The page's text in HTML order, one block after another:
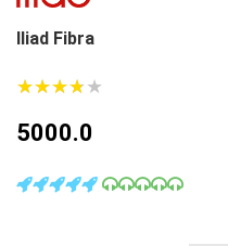
Iliad Fibra
★★★★★
★★★★★
5000.0